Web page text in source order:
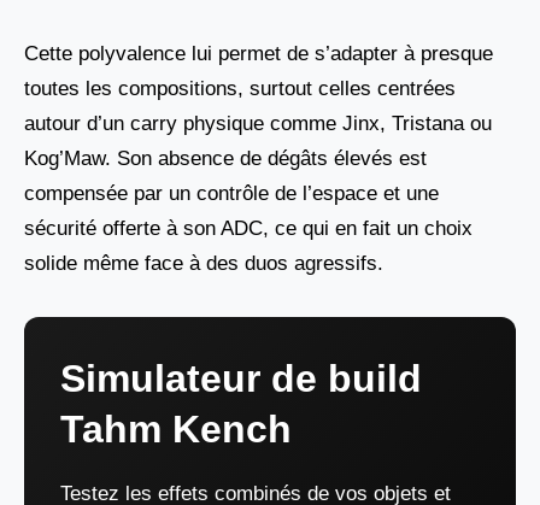
Cette polyvalence lui permet de s’adapter à presque
toutes les compositions, surtout celles centrées
autour d’un carry physique comme Jinx, Tristana ou
Kog’Maw. Son absence de dégâts élevés est
compensée par un contrôle de l’espace et une
sécurité offerte à son ADC, ce qui en fait un choix
solide même face à des duos agressifs.
Simulateur de build
Tahm Kench
Testez les effets combinés de vos objets et